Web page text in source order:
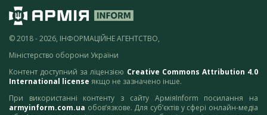
© 2018 - 2026, ІНФОРМАЦІЙНЕ АГЕНТСТВО,
Міністерство оборони України
Контент доступний за ліцензією Creative Commons Attribution 4.0
International license якщо не зазначено інше.
При використанні контенту з сайту АрміяInform посилання на
armyinform.com.ua обов’язкове. Для суб’єктів у сфері онлайн-медіа